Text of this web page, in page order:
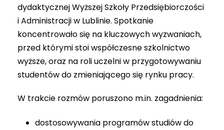
dydaktycznej Wyższej Szkoły Przedsiębiorczości
i Administracji w Lublinie. Spotkanie
koncentrowało się na kluczowych wyzwaniach,
przed którymi stoi współczesne szkolnictwo
wyższe, oraz na roli uczelni w przygotowywaniu
studentów do zmieniającego się rynku pracy.
W trakcie rozmów poruszono m.in. zagadnienia:
dostosowywania programów studiów do